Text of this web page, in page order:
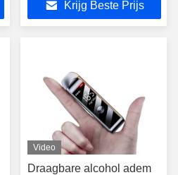
Krijg Beste Prijs
Video
Draagbare alcohol adem